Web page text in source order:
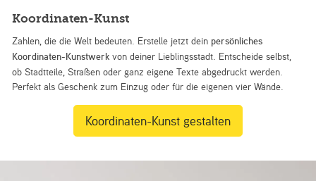
Koordinaten-Kunst
Zahlen, die die Welt bedeuten. Erstelle jetzt dein persönliches
Koordinaten-Kunstwerk von deiner Lieblingsstadt. Entscheide selbst,
ob Stadtteile, Straßen oder ganz eigene Texte abgedruckt werden.
Perfekt als Geschenk zum Einzug oder für die eigenen vier Wände.
Koordinaten-Kunst gestalten